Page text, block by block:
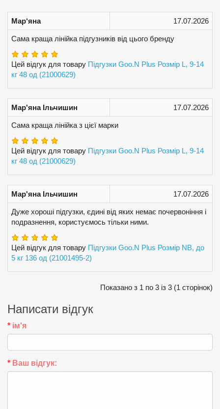
Мар‘яна 17.07.2026
Сама краща лінійка підгузників від цього бренду
Цей відгук для товару Підгузки Goo.N Plus Розмір L, 9-14
кг 48 од (21000629)
Мар'яна Ільчишин 17.07.2026
Сама краща лінійка з цієї марки
Цей відгук для товару Підгузки Goo.N Plus Розмір L, 9-14
кг 48 од (21000629)
Мар'яна Ільчишин 17.07.2026
Дуже хороші підгузки, єдині від яких немає почервоніння і
подразнення, користуємось тільки ними.
Цей відгук для товару Підгузки Goo.N Plus Розмір NB, до
5 кг 136 од (21001495-2)
Показано з 1 по 3 із 3 (1 сторінок)
Написати відгук
ім'я
Ваш відгук: